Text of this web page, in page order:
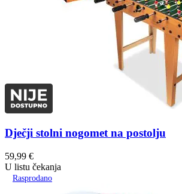
Dječji stolni nogomet na postolju
59,99 €
U listu čekanja
Rasprodano